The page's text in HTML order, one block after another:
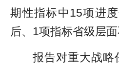
期性指标中15项进
后、1项指标省级层面
报告对重大战略